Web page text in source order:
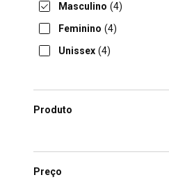
Masculino (4)
Feminino (4)
Unissex (4)
Produto
Preço